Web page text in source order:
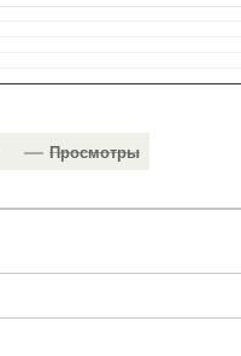
Просмотры